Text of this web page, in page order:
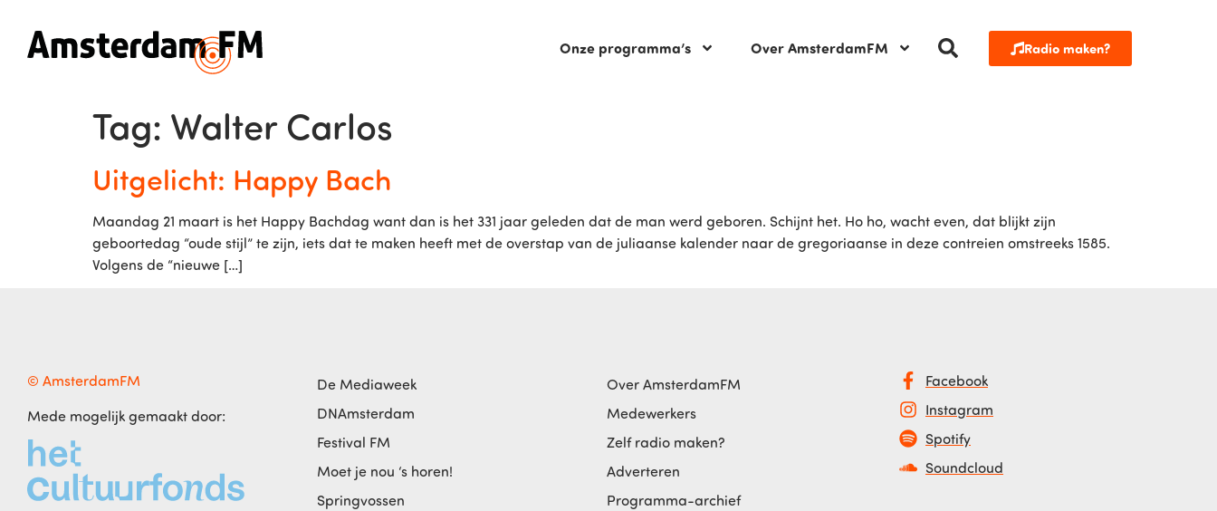
Onze programma’s Over AmsterdamFM Radio maken?
Tag: Walter Carlos
Uitgelicht: Happy Bach
Maandag 21 maart is het Happy Bachdag want dan is het 331 jaar geleden dat de man werd geboren. Schijnt het. Ho ho, wacht even, dat blijkt zijn
geboortedag “oude stijl” te zijn, iets dat te maken heeft met de overstap van de juliaanse kalender naar de gregoriaanse in deze contreien omstreeks 1585.
Volgens de “nieuwe […]
© AmsterdamFM
Mede mogelijk gemaakt door:
De Mediaweek
DNAmsterdam
Festival FM
Moet je nou ‘s horen!
Springvossen
Over AmsterdamFM
Medewerkers
Zelf radio maken?
Adverteren
Programma-archief
Facebook
Instagram
Spotify
Soundcloud